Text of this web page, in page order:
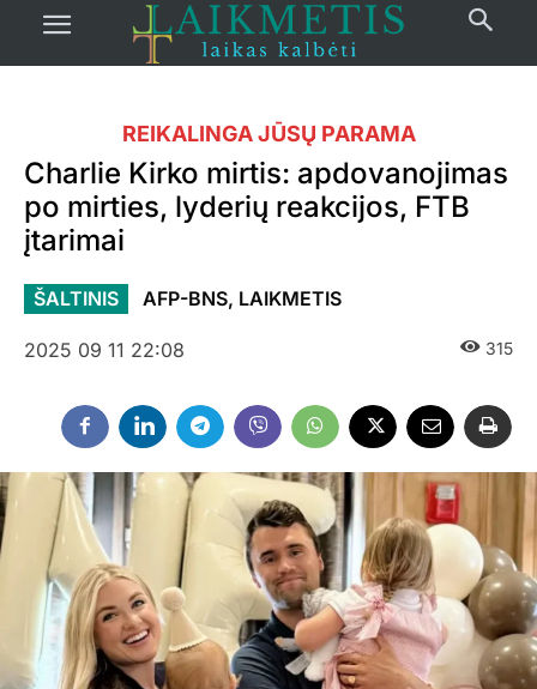
REIKALINGA JŪSŲ PARAMA
Charlie Kirko mirtis: apdovanojimas
po mirties, lyderių reakcijos, FTB
įtarimai
ŠALTINIS AFP-BNS, LAIKMETIS
2025 09 11 22:08 315